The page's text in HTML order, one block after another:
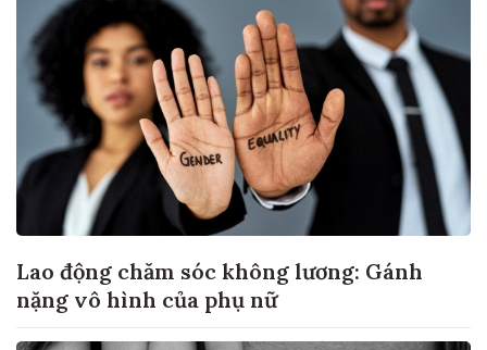
Lao động chăm sóc không lương: Gánh
nặng vô hình của phụ nữ